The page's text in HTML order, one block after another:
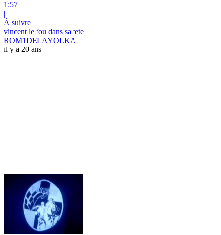
1:57
|
À suivre
vincent le fou dans sa tete
ROM1DELAYOLKA
il y a 20 ans